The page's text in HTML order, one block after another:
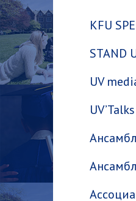
трудовые
отряды
KFU
STAND
UV
UV’Talks